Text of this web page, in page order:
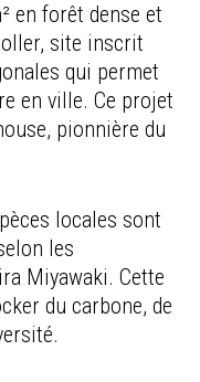
en forêt dense et
site inscrit
qui permet
en ville. Ce projet
pionnière du
locales sont
les
Miyawaki. Cette
du carbone, de